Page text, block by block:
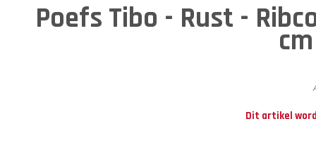
Poefs Tibo - Rust -
Dit artikel